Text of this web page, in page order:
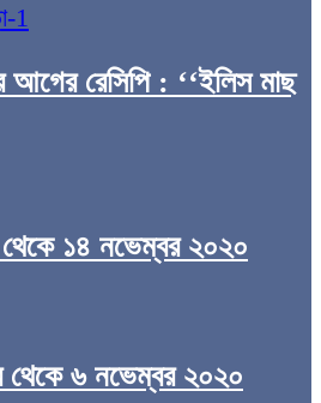
রেসিপি : ‘‘ইলিস মাছ
১৪ নভেম্বর ২০২০
থেকে ৬ নভেম্বর ২০২০